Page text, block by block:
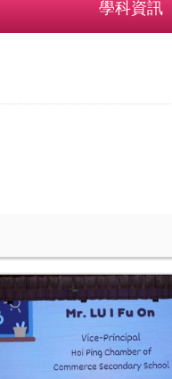
學科資訊